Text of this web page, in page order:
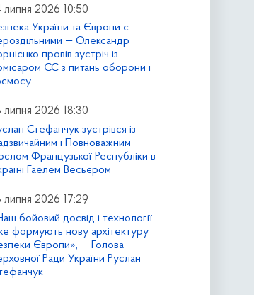
липня 2026 10:50
України та Європи є
— Олександр
провів зустріч із
ЄС з питань оборони і
липня 2026 18:30
Стефанчук зустрівся із
і Повноважним
Французької Республіки в
Гаелем Весьєром
липня 2026 17:29
бойовий досвід і технології
формують нову архітектуру
Європи», — Голова
Ради України Руслан